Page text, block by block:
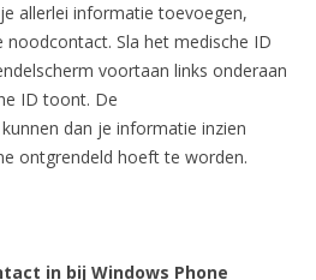
allerlei informatie toevoegen,
Sla het medische ID
voortaan links onderaan
ID toont. De
dan je informatie inzien
ontgrendeld hoeft te worden.
in bij Windows Phone